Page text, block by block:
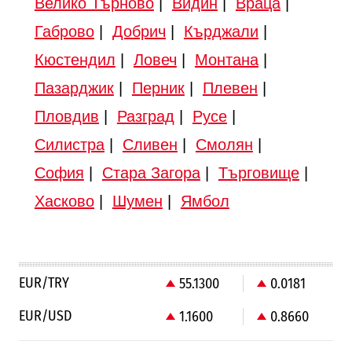
Габрово| Добрич Кърджали
Кюстендил
Ловеч Монтана|
Пазарджик| Перник| Плевен
Пловдив
Разград Русе|
Силистра| Сливен Смолян
София
Стара Загора| Търговище|
Хасково| Шумен Ямбол
EUR/TRY 55.1300
0.0181
EUR/USD
1.1600 0.8660